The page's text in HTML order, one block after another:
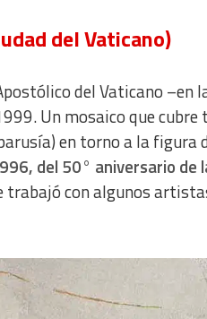
del Vaticano)
del Vaticano
Un mosaico que cubre
en torno a la figura
del 50° aniversario de
trabajó con algunos